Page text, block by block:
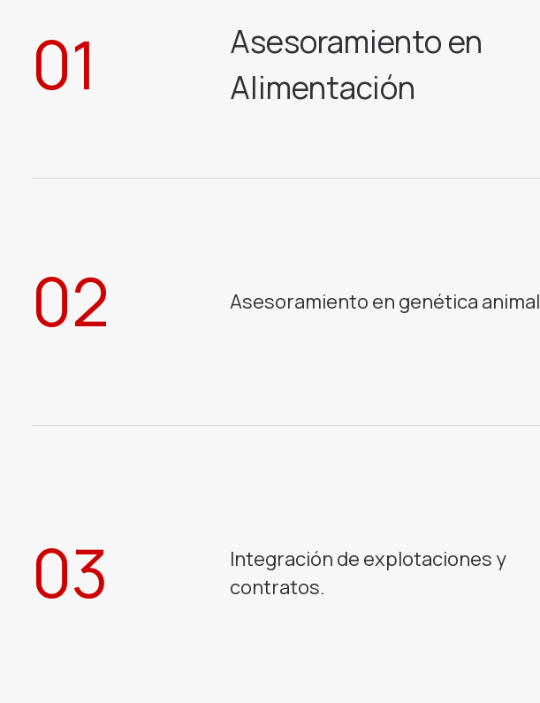
01
Asesoramiento en
Alimentación
02 Asesoramiento en genética animal
03
Integración de explotaciones y
contratos.